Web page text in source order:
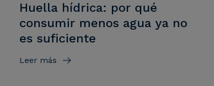
Huella hídrica: por qué
consumir menos agua ya no
es suficiente
Leer más